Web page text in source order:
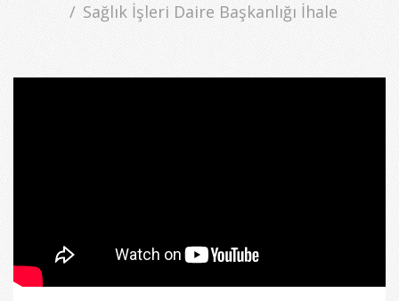
Sağlık İşleri Daire Başkanlığı İhale